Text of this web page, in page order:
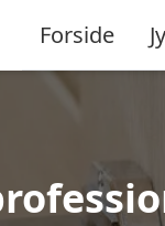
Forside